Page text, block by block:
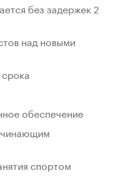
без задержек 2
над новыми
обеспечение
спортом